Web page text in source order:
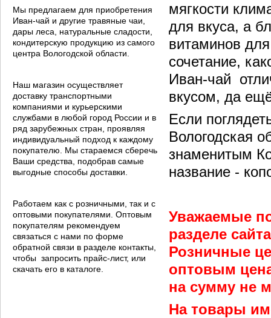
Мы предлагаем для приобретения
Иван-чай и другие травяные чаи,
дары леса, натуральные сладости,
кондитерскую продукцию из самого
центра Вологодской области.
Наш магазин осуществляет
доставку транспортными
компаниями и курьерскими
службами в любой город России и в
ряд зарубежных стран, проявляя
индивидуальный подход к каждому
покупателю. Мы стараемся сберечь
Ваши средства, подобрав самые
выгодные способы доставки.
Работаем как с розничными, так и с
оптовыми покупателями. Оптовым
покупателям рекомендуем
связаться с нами по форме
обратной связи в разделе контакты,
чтобы запросить прайс-лист, или
скачать его в каталоге.
мягкости
для вкуса, а
витаминов
сочетание,
Иван-чай
вкусом, да
Если
Вологодская
знаменитым
название -
Уважаемые
разделе
Розничные
оптовым
на сумму не
На товары